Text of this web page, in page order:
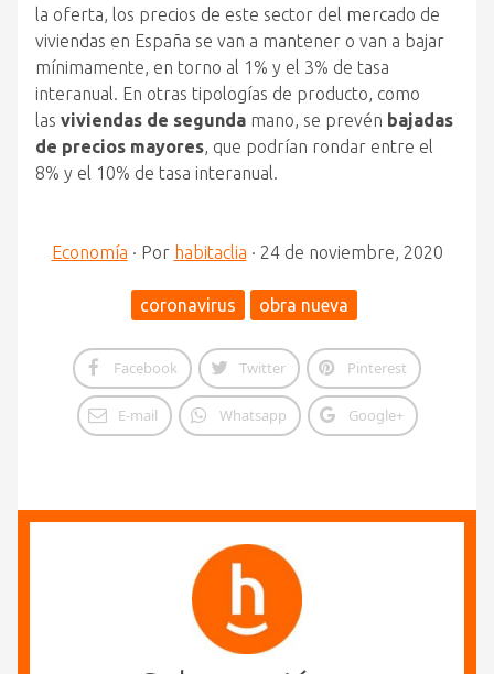
la oferta, los precios de este sector del mercado de
viviendas en España se van a mantener o van a bajar
mínimamente, en torno al 1% y el 3% de tasa
interanual. En otras tipologías de producto, como
las viviendas de segunda mano, se prevén bajadas
de precios mayores, que podrían rondar entre el
8% y el 10% de tasa interanual.
Economía · Por habitaclia · 24 de noviembre, 2020
coronavirus obra nueva
Facebook Twitter Pinterest
E-mail Whatsapp Google+